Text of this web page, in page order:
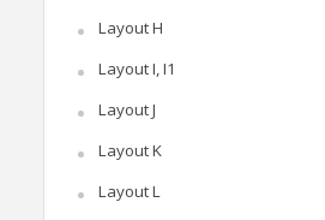
Layout H
Layout I, I1
Layout J
Layout K
Layout L